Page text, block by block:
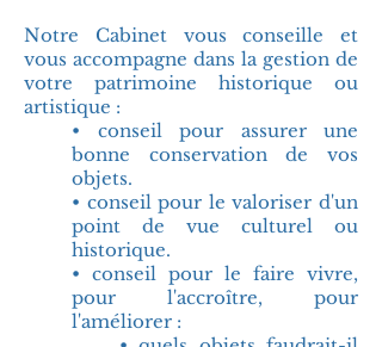
Notre Cabinet vous conseille et
vous accompagne dans la gestion de
votre patrimoine historique ou
artistique :
• conseil pour assurer une
bonne conservation de vos
objets.
• conseil pour le valoriser d'un
point de vue culturel ou
historique.
• conseil pour le faire vivre,
pour l'accroître, pour
l'améliorer :